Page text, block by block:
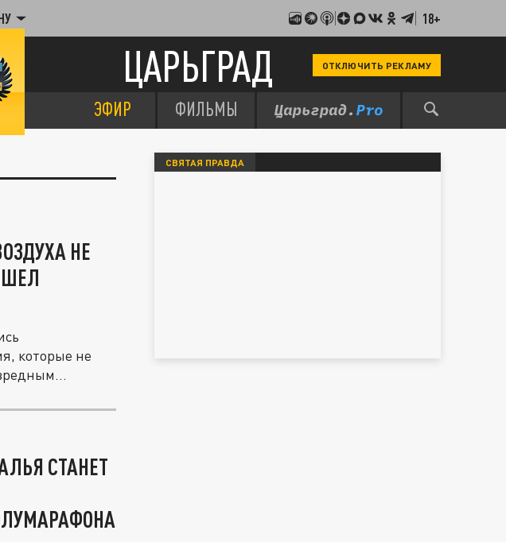
18+
ЦАРЬГРАД ОТКЛЮЧИТЬ РЕКЛАМУ
ЭФИР ФИЛЬМЫ
НЕ
которые не
СТАНЕТ
СВЯТАЯ ПРАВДА